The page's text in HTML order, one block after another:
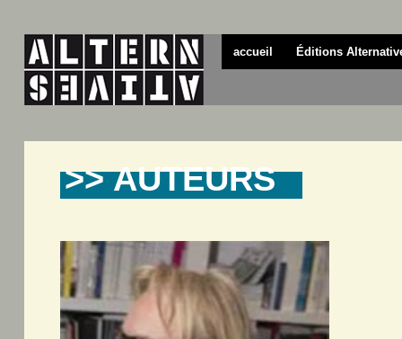
accueil Éditions
>> AUTEURS